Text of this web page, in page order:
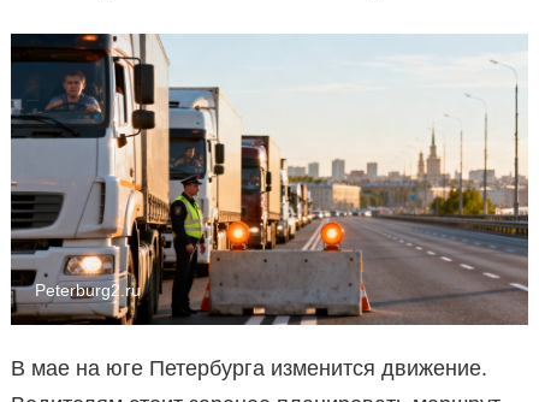
Peterburg2.ru
В мае на юге Петербурга изменится движение.